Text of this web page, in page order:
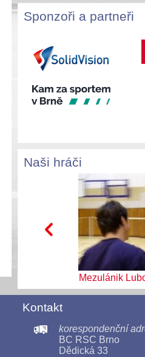
Sponzoři a partneři
Naši hráči
Mezulánik
Kontakt
korespondenční
BC RSC Brno
Dědická 33